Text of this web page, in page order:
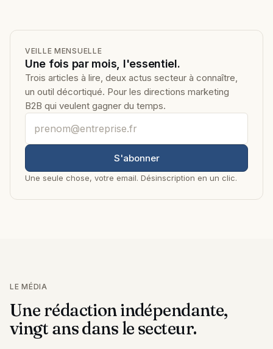
VEILLE MENSUELLE
Une fois par mois, l'essentiel.
Trois articles à lire, deux actus secteur à connaître,
un outil décortiqué. Pour les directions marketing
B2B qui veulent gagner du temps.
S'abonner
Une seule chose, votre email. Désinscription en un clic.
LE MÉDIA
Une rédaction indépendante,
vingt ans dans le secteur.